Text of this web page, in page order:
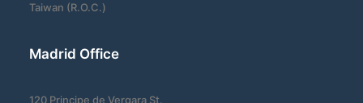
Taiwan (R.O.C.)
Madrid Office
120 Principe de Vergara St.